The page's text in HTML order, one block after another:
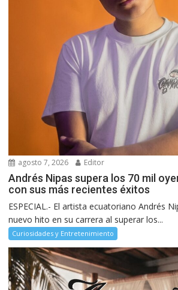
agosto 7, 2026 Editor
Andrés Nipas supera los 70 mil
con sus más recientes éxitos
ESPECIAL.- El artista ecuatoriano Andrés
nuevo hito en su carrera al superar los...
Curiosidades y Entretenimiento